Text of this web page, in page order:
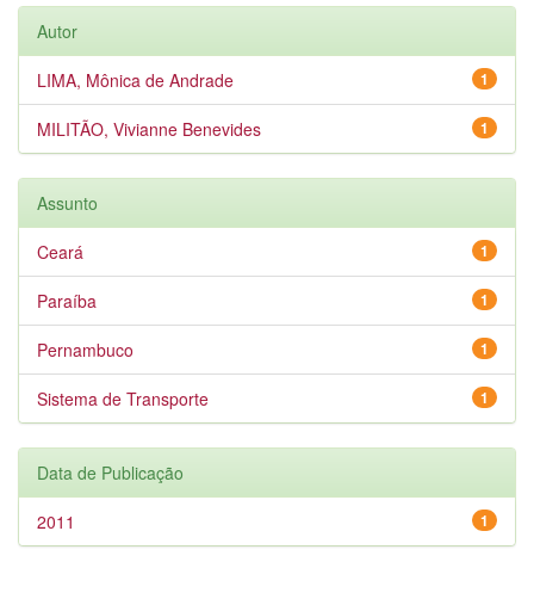
Autor
1
LIMA, Mônica de Andrade
1
MILITÃO, Vivianne Benevides
Assunto
1
Ceará
1
Paraíba
1
Pernambuco
1
Sistema de Transporte
Data de Publicação
1
2011